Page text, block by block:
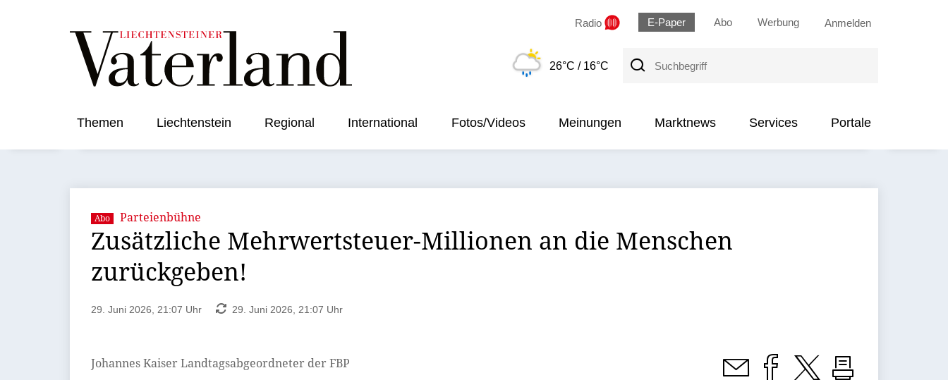
Radio E-Paper Abo Werbung Anmelden
26°C / 16°C
Suchbegriff
Themen Liechtenstein Regional International Fotos/Videos Meinungen Marktnews Services Portale
Abo Parteienbühne
Zusätzliche Mehrwertsteuer-Millionen an die Menschen
zurückgeben!
29. Juni 2026, 21:07 Uhr 29. Juni 2026, 21:07 Uhr
Johannes Kaiser Landtagsabgeordneter der FBP